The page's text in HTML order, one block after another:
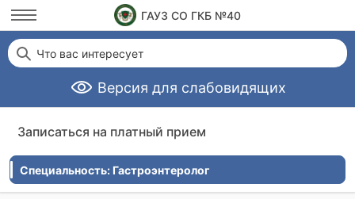
ГАУЗ СО ГКБ №40
Версия для слабовидящих
Что вас интересует
Записаться на платный прием
Специальность: Гастроэнтеролог